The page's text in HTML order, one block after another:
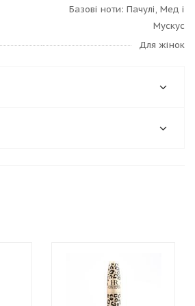
Базові ноти: Пачулі, Мед і
Мускус
Для жінок